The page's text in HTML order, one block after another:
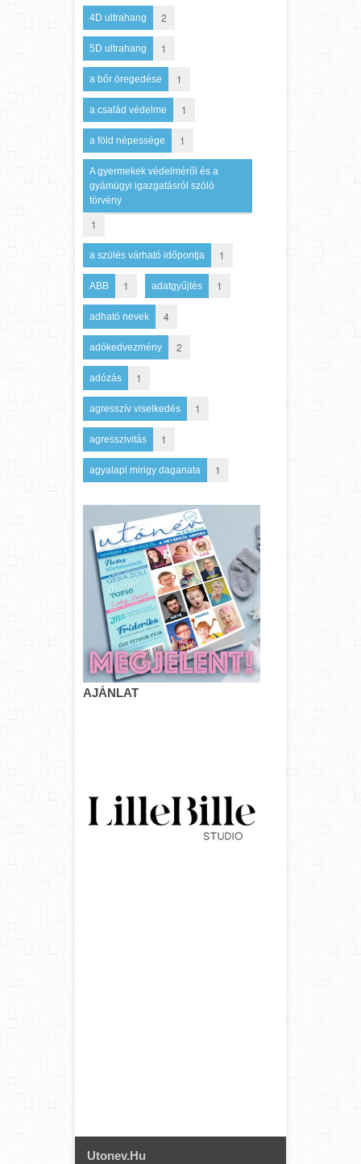
4D ultrahang 2
5D ultrahang 1
a bőr öregedése 1
a család védelme 1
a föld népessége 1
A gyermekek védelméről és a
gyámügyi igazgatásról szóló
törvény
1
a szülés várható időpontja 1
ABB 1 adatgyűjtés 1
adható nevek 4
adókedvezmény 2
adózás 1
agresszív viselkedés 1
agresszivitás 1
agyalapi mirigy daganata 1
AJÁNLAT
Utonev.hu